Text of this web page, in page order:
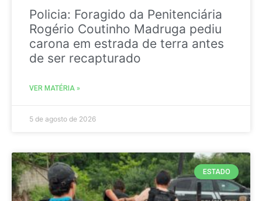
Policia: Foragido da Penitenciária
Rogério Coutinho Madruga pediu
carona em estrada de terra antes
de ser recapturado
VER MATÉRIA »
5 de agosto de 2026
ESTADO